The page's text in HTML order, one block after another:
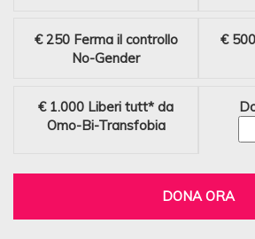
€ 250 Ferma il controllo
No-Gender
€ 500
€ 1.000 Liberi tutt* da
Omo-Bi-Transfobia
DONA ORA